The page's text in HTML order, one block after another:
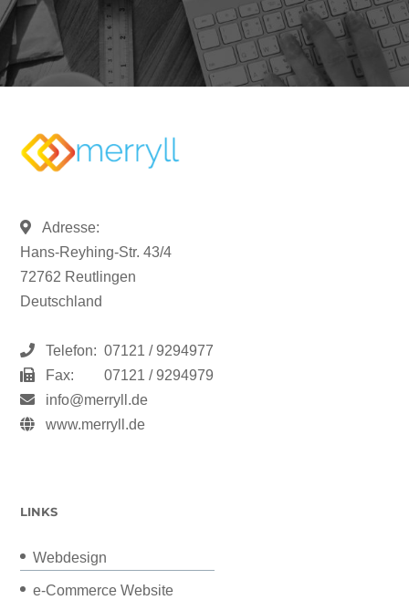
Adresse:
Hans-Reyhing-Str. 43/4
72762 Reutlingen
Deutschland
Telefon: 07121 / 9294977
Fax:
07121 / 9294979
info@merryll.de
www.merryll.de
LINKS
Webdesign
e-Commerce Website